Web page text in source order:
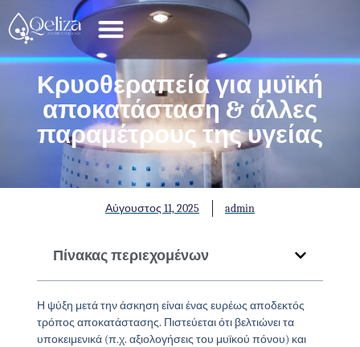
Κρυοθεραπεία για μυϊκή
αποκατάσταση & άλλες
παραμέτρους της υγείας
Αύγουστος 11, 2025 admin
Η ψύξη μετά την άσκηση είναι ένας ευρέως αποδεκτός
τρόπος αποκατάστασης. Πιστεύεται ότι βελτιώνει τα
υποκειμενικά (π.χ. αξιολογήσεις του μυϊκού πόνου) και
Πίνακας περιεχομένων